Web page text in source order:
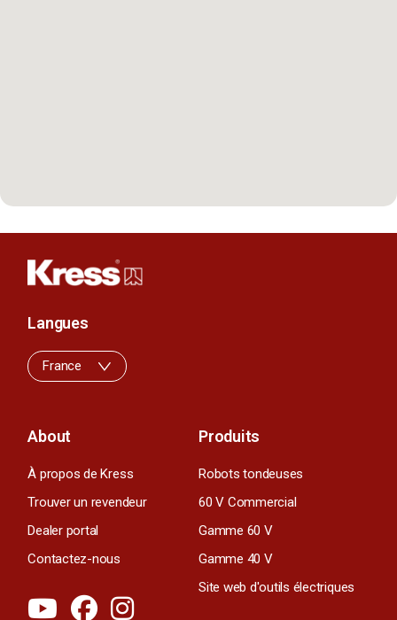
About
À propos de Kress
Trouver un revendeur
Dealer portal
Contactez-nous
Produits
Robots tondeuses
60 V Commercial
Gamme 60 V
Gamme 40 V
Site web d'outils électriques
Langues
France